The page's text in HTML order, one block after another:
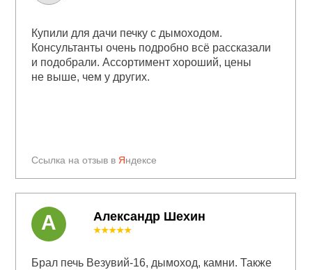
Ссылка на отзыв в Яндексе
Купили для дачи печку с дымоходом.
Консультанты очень подробно всё рассказали
и подобрали. Ассортимент хороший, цены
не выше, чем у других.
Александр Шехин
★★★★★
Брал печь Везувий-16, дымоход, камни. Также
А